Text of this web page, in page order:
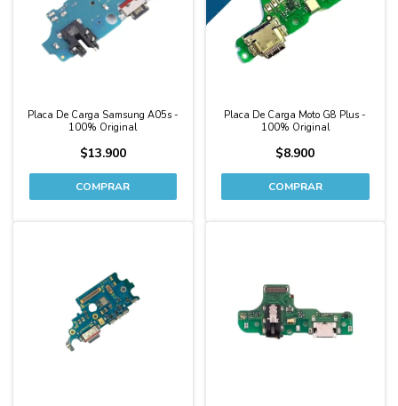
Placa De Carga Samsung A05s -
100% Original
$13.900
Placa De Carga Moto G8 Plus -
100% Original
$8.900